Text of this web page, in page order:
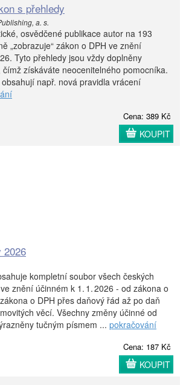
s přehledy
a. s.
osvědčené publikace autor na 193
„zobrazuje“ zákon o DPH ve znění
Tyto přehledy jsou vždy doplněny
získáváte neocenitelného pomocníka.
např. nová pravidla vrácení
Cena: 389 Kč
KOUPIT
2026
kompletní soubor všech českých
znění účinném k 1. 1. 2026 - od zákona o
o DPH přes daňový řád až po daň
věcí. Všechny změny účinné od
tučným písmem ... pokračování
Cena: 187 Kč
KOUPIT